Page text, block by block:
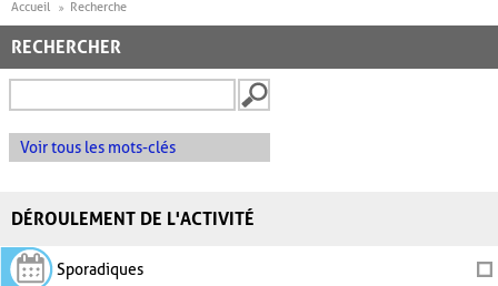
Accueil Recherche
RECHERCHER
Voir tous les mots-clés
DÉROULEMENT DE L'ACTIVITÉ
Sporadiques